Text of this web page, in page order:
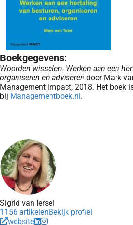
Boekgegevens:
Woorden wisselen. Werken aan een
organiseren en adviseren door Mark
Management Impact, 2018. Het boek
bij Managementboek.nl.
Sigrid van Iersel
1156 artikelenBekijk profiel
website